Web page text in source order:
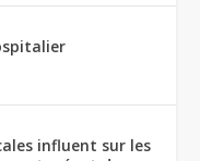
influent sur les